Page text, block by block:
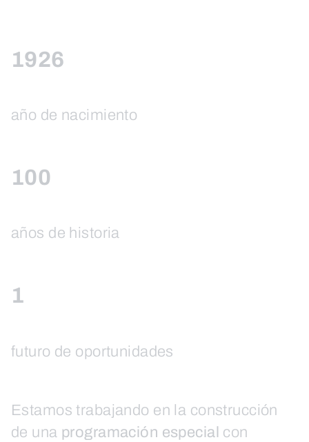
1926
año de nacimiento
100
años de historia
1
futuro de oportunidades
Estamos trabajando en la construcción
de una programación especial con